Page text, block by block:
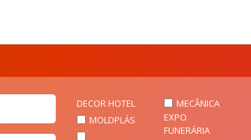
DECOR HOTEL
MOLDPLÁS
MECÂNICA
EXPO
FUNERÁRIA